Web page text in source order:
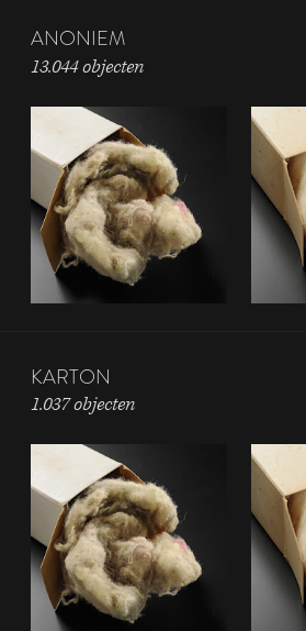
ANONIEM
13.044 objecten
KARTON
1.037 objecten